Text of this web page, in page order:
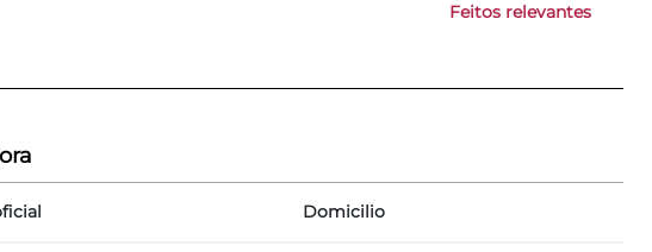
Feitos relevantes
Domicilio